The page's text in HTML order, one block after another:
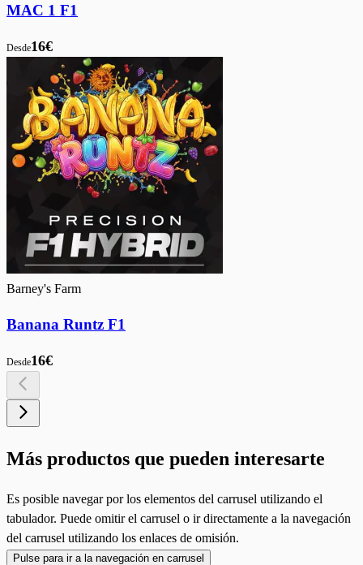
MAC 1 F1
Desde16€
Barney's Farm
Banana Runtz F1
Desde16€
Más productos que pueden interesarte
Es posible navegar por los elementos del carrusel utilizando el
tabulador. Puede omitir el carrusel o ir directamente a la navegación
del carrusel utilizando los enlaces de omisión.
Pulse para ir a la navegación en carrusel